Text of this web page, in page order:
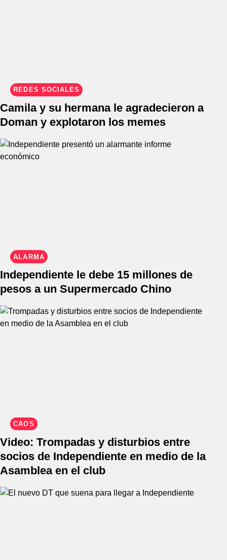
REDES SOCIALES
Camila y su hermana le agradecieron a
Doman y explotaron los memes
ALARMA
Independiente le debe 15 millones de
pesos a un Supermercado Chino
CAOS
Video: Trompadas y disturbios entre
socios de Independiente en medio de la
Asamblea en el club